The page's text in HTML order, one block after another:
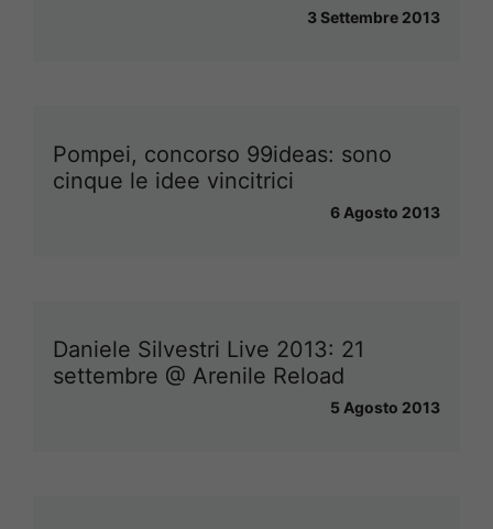
3 Settembre 2013
Pompei, concorso 99ideas: sono
cinque le idee vincitrici
6 Agosto 2013
Daniele Silvestri Live 2013: 21
settembre @ Arenile Reload
5 Agosto 2013